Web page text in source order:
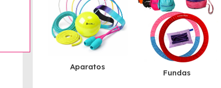
Aparatos
Fundas